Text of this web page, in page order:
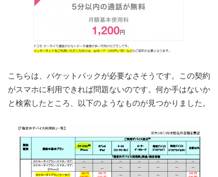
こちらは、パケットパックが必要なさそうです。この契約
がスマホに利用できれば問題ないのです。何か手はないか
と検索したところ、以下のようなものが見つかりました。